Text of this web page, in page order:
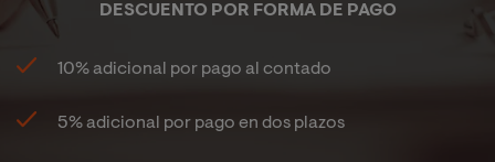
DESCUENTO POR FORMA DE PAGO
10% adicional por pago al contado
5% adicional por pago en dos plazos